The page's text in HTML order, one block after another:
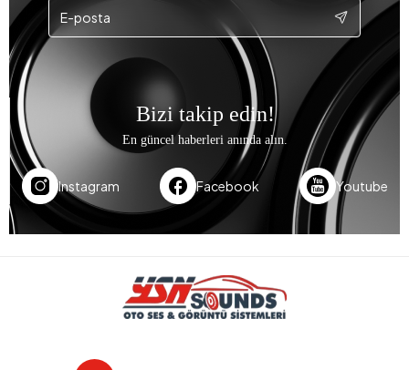
Bizi takip edin!
En güncel haberleri anında alın.
Instagram Facebook Youtube